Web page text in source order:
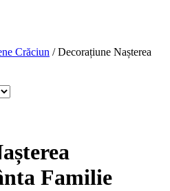
Crăciun / Decorațiune Nașterea
Familie